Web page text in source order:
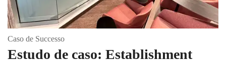
Caso de Successo
Estudo de caso: Establishment